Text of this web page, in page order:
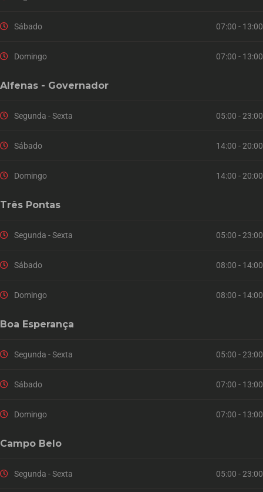
Sábado 07:00 - 13:00
Domingo 07:00 - 13:00
Alfenas - Governador
Segunda - Sexta 05:00 - 23:00
Sábado 14:00 - 20:00
Domingo 14:00 - 20:00
Três Pontas
Segunda - Sexta 05:00 - 23:00
Sábado 08:00 - 14:00
Domingo 08:00 - 14:00
Boa Esperança
Segunda - Sexta 05:00 - 23:00
Sábado 07:00 - 13:00
Domingo 07:00 - 13:00
Campo Belo
Segunda - Sexta 05:00 - 23:00